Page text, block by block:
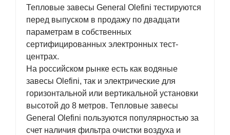
Тепловые завесы General Olefini тестируются
перед выпуском в продажу по двадцати
параметрам в собственных
сертифицированных электронных тест-
центрах.
На российском рынке есть как водяные
завесы Olefini, так и электрические для
горизонтальной или вертикальной установки
высотой до 8 метров. Тепловые завесы
General Olefini пользуются популярностью за
счет наличия фильтра очистки воздуха и